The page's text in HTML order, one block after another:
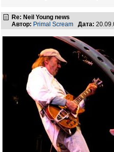
Re: Neil Young news
Автор: Primal Scream Дата: